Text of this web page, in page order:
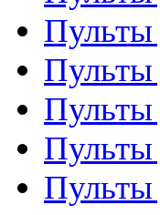
Пульты
Пульты
Пульты